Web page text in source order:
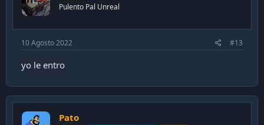
Pulento Pal Unreal
10 Agosto 2022 #13
yo le entro
Pato